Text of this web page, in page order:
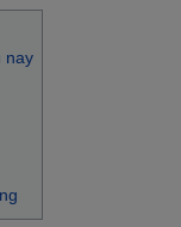
nay